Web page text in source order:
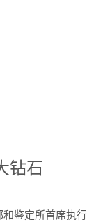
钻石
和鉴定所首席执行